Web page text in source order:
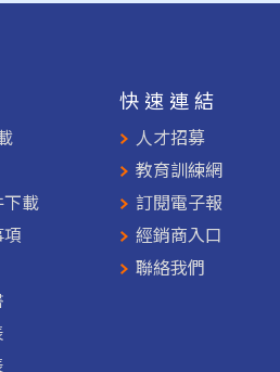
載
快速連結
人才招募
教育訓練網
訂閱電子報
經銷商入口
聯絡我們